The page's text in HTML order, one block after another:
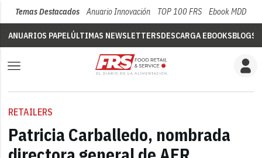
Temas Destacados Anuario Innovación TOP 100 FRS Ebook MDD
ANUARIOS PAPELÚLTIMAS NEWSLETTERSDESCARGA EBOOKSBLOGS
RETAILERS
Patricia Carballedo, nombrada